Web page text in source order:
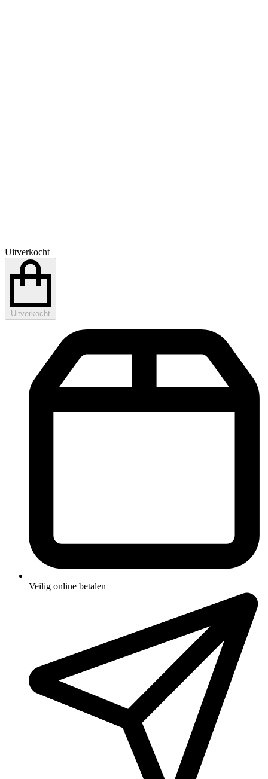
Uitverkocht
Uitverkocht
Veilig online betalen